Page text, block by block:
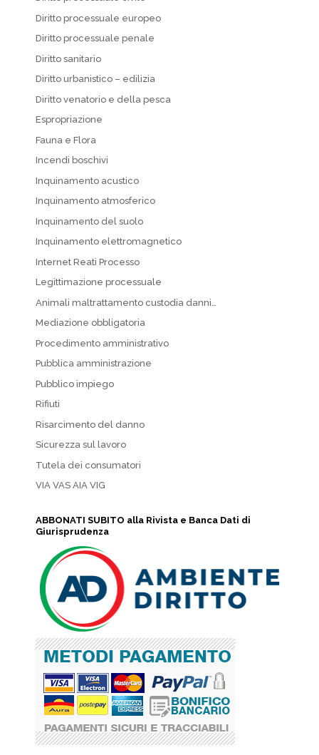
Diritto processuale europeo
Diritto processuale penale
Diritto sanitario
Diritto urbanistico – edilizia
Diritto venatorio e della pesca
Espropriazione
Fauna e Flora
Incendi boschivi
Inquinamento acustico
Inquinamento atmosferico
Inquinamento del suolo
Inquinamento elettromagnetico
Internet Reati Processo
Legittimazione processuale
Animali maltrattamento custodia danni…
Mediazione obbligatoria
Procedimento amministrativo
Pubblica amministrazione
Pubblico impiego
Rifiuti
Risarcimento del danno
Sicurezza sul lavoro
Tutela dei consumatori
VIA VAS AIA VIG
ABBONATI SUBITO alla Rivista e Banca Dati di
Giurisprudenza